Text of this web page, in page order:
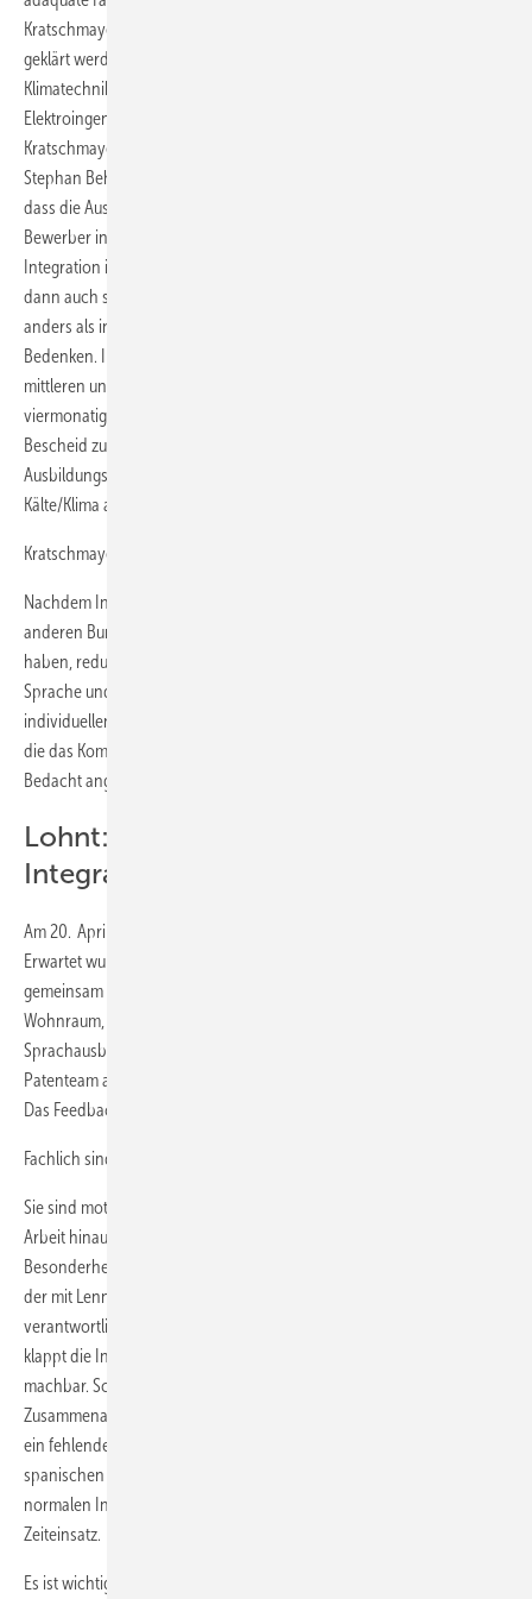
Kratschmayer war da, mit Grübeln konnten die offenen Fragen nicht
geklärt werden. Gesucht wurden zu dem Zeitpunkt vier Kälte- und
Klimatechniker, ein Heizungstechniker, ein Elektroinstallateur und ein
Elektroingenieur. Handeln war gefragt und so flogen Hans
Kratschmayer, Roman Kurtz und Lennart Otten gemeinsam mit
Stephan Behringer nach Spanien. Das Ziel der Reise: sicherstellen,
dass die Ausbildungen passen, für die gesuchten Stellen die ersten
Bewerber in Augenschein nehmen und eine Strategie für die
Integration im eigenen Unternehmen finden. Das Fazit der Reise fiel
dann auch sehr positiv aus. Obwohl das Ausbildungssystem ganz
anders als in Deutschland ist, gibt es aus fachlicher Sicht keine
Bedenken. In Spanien gibt es den jeweils zwei Jahre dauernden
mittleren und höheren Grad mit insgesamt 2 000 Stunden und einem
viermonatigen Pflichtpraktikum im Betrieb. Um möglichst genau
Bescheid zu wissen, besichtigte Kratschmayer ein
Ausbildungszentrum vor Ort und ließ sich vom Ausbildungsleiter
Kälte/Klima alles sehr genau erklären.
Kratschmayer: Das Ganze steht und fällt mit der Integration.
Nachdem Integrationsleistungen auch beineuen Mitarbeitern aus
anderen Bundesländern mit dem Kratschmayer Team schongeklappt
haben, reduzierten sich die Bedenken im Schwerpunkt auf die
Sprache und wie bei jeder Personalentscheidung einwenig auf die
individuellen Soft Skills der potenziellen neuen Mitarbeiter. Probleme,
die das Kompetenzteam um Hans Kratschmayer mit Strategie und
Bedacht anging.
Lohnt: Hoher Aufwand bei der
Integration
Am 20. April 2015 trafen die neuen Kollegen im Hohenloher Land ein.
Erwartet wurden sie nicht nur von der Geschäftsleitung, die
gemeinsam mit Behringer die wesentlichen Voraussetzungen wie
Wohnraum, Planung aller Behördengänge oder zusätzliche
Sprachausbildung organisiert hatten, sondern auch von einem
Patenteam aus engagierten Mitarbeitern der Kratschmayer GmbH.
Das Feedback der Paten nach den ersten Arbeitstagen ist sehr positiv.
Fachlich sind die sieben neuen Mitarbeiter top.
Sie sind motiviert, lernbereit und nutzen auch das Angebot, über die
Arbeit hinaus in örtliche Vereine, Freizeitaktivitäten und kulturelle
Besonderheiten hinein zu schnuppern. Das Fazit von Roman Kurtz,
der mit Lennart Otten als Ansprechpartner für die neuen Spanier
verantwortlich ist: Der Aufwand ist nicht zu unterschätzen. Insgesamt
klappt die Integration von Anfang an besser als erwartet und ist
machbar. Schwierig sind eher kleine Details, insbesondere in der
Zusammenarbeit mit Behörden. Die größte Herausforderung ist bisher
ein fehlendes Dokument für die Finanzbehörde über die Kinder eines
spanischen Familienvaters, das ist ärgerlich und behindert den
normalen Integrationsfluss, löst sich aber durch entsprechenden
Zeiteinsatz.
Es ist wichtig, die spanischen Fachkräfte möglichst gut weiterzubilden.